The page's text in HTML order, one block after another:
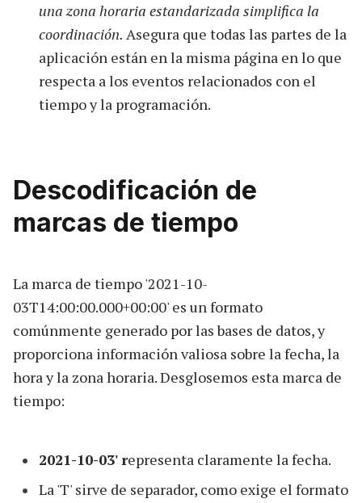
una zona horaria estandarizada simplifica la
coordinación. Asegura que todas las partes de la
aplicación están en la misma página en lo que
respecta a los eventos relacionados con el
tiempo y la programación.
Descodificación de
marcas de tiempo
La marca de tiempo '2021-10-
03T14:00:00.000+00:00' es un formato
comúnmente generado por las bases de datos, y
proporciona información valiosa sobre la fecha, la
hora y la zona horaria. Desglosemos esta marca de
tiempo:
2021-10-03' representa claramente la fecha.
La 'T' sirve de separador, como exige el formato